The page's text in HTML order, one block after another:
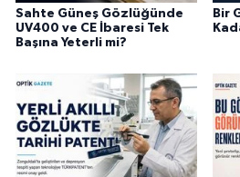
Sahte Güneş Gözlüğünde
UV400 ve CE İbaresi Tek
Başına Yeterli mi?
Bir